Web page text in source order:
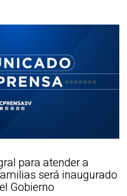
para atender a
será inaugurado
Gobierno